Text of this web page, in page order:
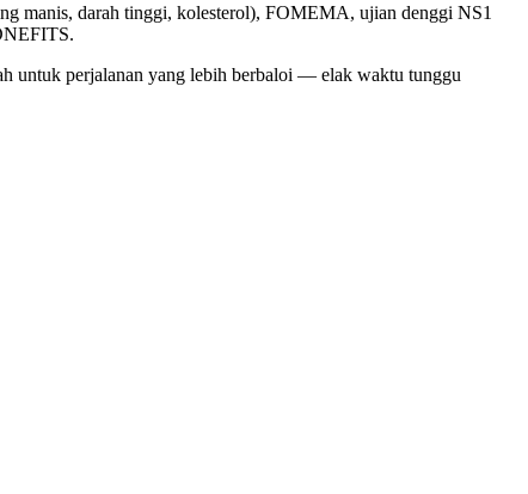
manis, darah tinggi, kolesterol), FOMEMA, ujian denggi NS1
untuk perjalanan yang lebih berbaloi — elak waktu tunggu